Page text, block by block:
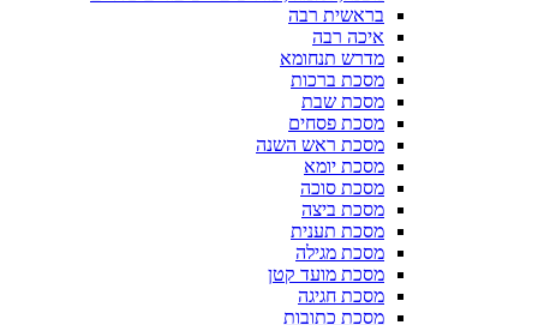
בראשית רבה
איכה רבה
מדרש תנחומא
מסכת ברכות
מסכת שבת
מסכת פסחים
מסכת ראש השנה
מסכת יומא
מסכת סוכה
מסכת ביצה
מסכת תענית
מסכת מגילה
מסכת מועד קטן
מסכת חגיגה
מסכת כתובות